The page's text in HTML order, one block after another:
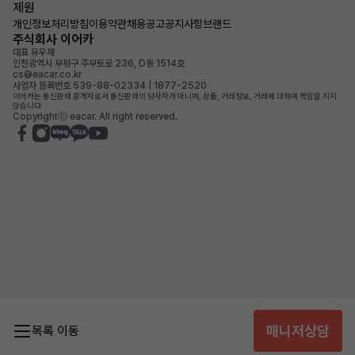
목록 이동 매니저상담
제원
개인정보처리방침이용약관채용공고공지사항브랜드
주식회사 이어카
대표 유우재
인천광역시 부평구 주부토로 236, D동 1514호
cs@eacar.co.kr
사업자 등록번호 539-88-02334 | 1877-2520
이어카는 통신판매 중개자로서 통신판매의 당사자가 아니며, 상품, 거래정보, 거래에 대하여 책임을 지지
않습니다.
Copyrightⓒ eacar. All right reserved.